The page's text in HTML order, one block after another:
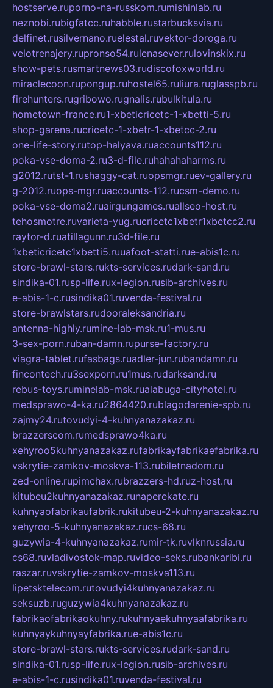
hostserve.ruporno-na-russkom.rumishinlab.ru
neznobi.rubigfatcc.ruhabble.rustarbucksvia.ru
delfinet.rusilvernano.ruelestal.ruvektor-doroga.ru
velotrenajery.rupronso54.rulenasever.rulovinskix.ru
show-pets.rusmartnews03.rudiscofoxworld.ru
miraclecoon.rupongup.ruhostel65.ruliura.ruglasspb.ru
firehunters.rugribowo.rugnalis.rubulkitula.ru
hometown-france.ru1-xbeticricetc-1-xbetti-5.ru
shop-garena.rucricetc-1-xbetr-1-xbetcc-2.ru
one-life-story.rutop-halyava.ruaccounts112.ru
poka-vse-doma-2.ru3-d-file.ruhahahaharms.ru
g2012.rutst-1.rushaggy-cat.ruopsmgr.ruev-gallery.ru
g-2012.ruops-mgr.ruaccounts-112.rucsm-demo.ru
poka-vse-doma2.ruairgungames.ruallseo-host.ru
tehosmotre.ruvarieta-yug.rucricetc1xbetr1xbetcc2.ru
raytor-d.ruatillagunn.ru3d-file.ru
1xbeticricetc1xbetti5.ruuafoot-statti.rue-abis1c.ru
store-brawl-stars.rukts-services.rudark-sand.ru
sindika-01.rusp-life.rux-legion.rusib-archives.ru
e-abis-1-c.rusindika01.ruvenda-festival.ru
store-brawlstars.rudooraleksandria.ru
antenna-highly.rumine-lab-msk.ru1-mus.ru
3-sex-porn.ruban-damn.rupurse-factory.ru
viagra-tablet.rufasbags.ruadler-jun.rubandamn.ru
fincontech.ru3sexporn.ru1mus.rudarksand.ru
rebus-toys.ruminelab-msk.rualabuga-cityhotel.ru
medsprawo-4-ka.ru2864420.rublagodarenie-spb.ru
zajmy24.rutovudyi-4-kuhnyanazakaz.ru
brazzerscom.rumedsprawo4ka.ru
xehyroo5kuhnyanazakaz.rufabrikayfabrikaefabrika.ru
vskrytie-zamkov-moskva-113.rubiletnadom.ru
zed-online.rupimchax.rubrazzers-hd.ruz-host.ru
kitubeu2kuhnyanazakaz.runaperekate.ru
kuhnyaofabrikaufabrik.rukitubeu-2-kuhnyanazakaz.ru
xehyroo-5-kuhnyanazakaz.rucs-68.ru
guzywia-4-kuhnyanazakaz.rumir-tk.ruvlknrussia.ru
cs68.ruvladivostok-map.ruvideo-seks.rubankaribi.ru
raszar.ruvskrytie-zamkov-moskva113.ru
lipetsktelecom.rutovudyi4kuhnyanazakaz.ru
seksuzb.ruguzywia4kuhnyanazakaz.ru
fabrikaofabrikaokuhny.rukuhnyaekuhnyaafabrika.ru
kuhnyaykuhnyayfabrika.rue-abis1c.ru
store-brawl-stars.rukts-services.rudark-sand.ru
sindika-01.rusp-life.rux-legion.rusib-archives.ru
e-abis-1-c.rusindika01.ruvenda-festival.ru